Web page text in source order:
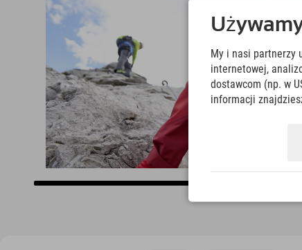
My i nasi partnerzy
internetowej,
dostawcom (np. w
informacji